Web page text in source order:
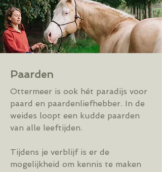
Paarden
Ottermeer is ook hét paradijs voor
paard en paardenliefhebber. In de
weides loopt een kudde paarden
van alle leeftijden.
Tijdens je verblijf is er de
mogelijkheid om kennis te maken